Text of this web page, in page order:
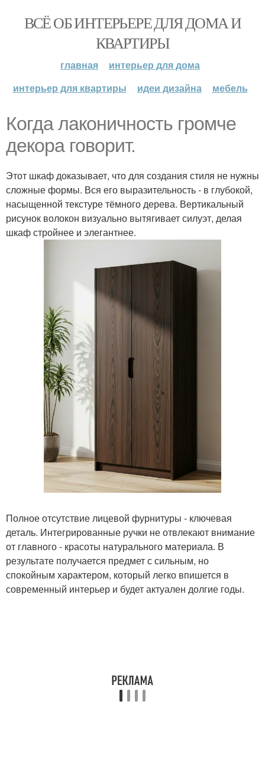
ВСЁ ОБ ИНТЕРЬЕРЕ ДЛЯ ДОМА И
КВАРТИРЫ
главная
интерьер для дома
интерьер для квартиры
идеи дизайна мебель
Когда лаконичность громче
декора говорит.
Этот шкаф доказывает, что для создания стиля не нужны
сложные формы. Вся его выразительность - в глубокой,
насыщенной текстуре тёмного дерева. Вертикальный
рисунок волокон визуально вытягивает силуэт, делая
шкаф стройнее и элегантнее.
Полное отсутствие лицевой фурнитуры - ключевая
деталь. Интегрированные ручки не отвлекают внимание
от главного - красоты натурального материала. В
результате получается предмет с сильным, но
спокойным характером, который легко впишется в
современный интерьер и будет актуален долгие годы.